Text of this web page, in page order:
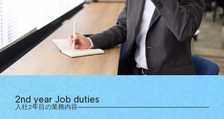
2nd year Job duties
入社2年目の業務内容